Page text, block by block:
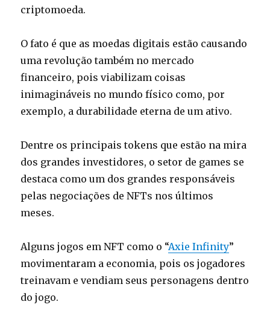
criptomoeda.
O fato é que as moedas digitais estão causando
uma revolução também no mercado
financeiro, pois viabilizam coisas
inimagináveis no mundo físico como, por
exemplo, a durabilidade eterna de um ativo.
Dentre os principais tokens que estão na mira
dos grandes investidores, o setor de games se
destaca como um dos grandes responsáveis
pelas negociações de NFTs nos últimos
meses.
Alguns jogos em NFT como o “Axie Infinity”
movimentaram a economia, pois os jogadores
treinavam e vendiam seus personagens dentro
do jogo.